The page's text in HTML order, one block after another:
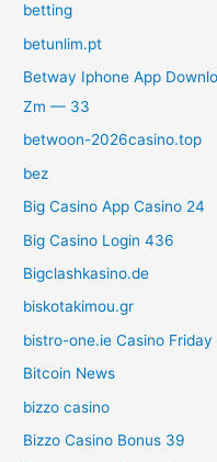
betting
betunlim.pt
Betway Iphone App
Zm — 33
betwoon-2026casino.top
bez
Big Casino App Casino 24
Big Casino Login 436
Bigclashkasino.de
biskotakimou.gr
bistro-one.ie Casino Friday
Bitcoin News
bizzo casino
Bizzo Casino Bonus 39